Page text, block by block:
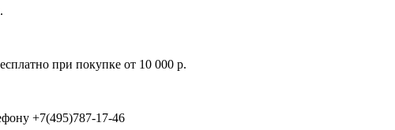
при покупке от 10 000 р.
+7(495)787-17-46